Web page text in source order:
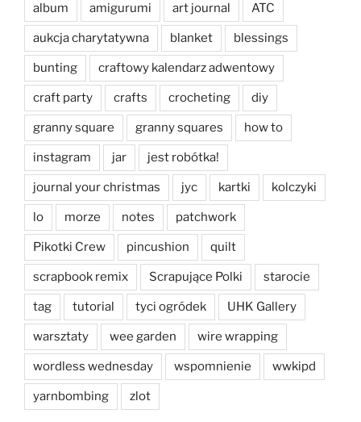
album amigurumi art journal ATC
aukcja charytatywna blanket blessings
bunting craftowy kalendarz adwentowy
craft party crafts crocheting diy
granny square granny squares how to
instagram jar jest robótka!
journal your christmas jyc kartki kolczyki
lo morze notes patchwork
Pikotki Crew pincushion quilt
scrapbook remix Scrapujące Polki starocie
tag tutorial tyci ogródek UHK Gallery
warsztaty wee garden wire wrapping
wordless wednesday wspomnienie wwkipd
yarnbombing zlot